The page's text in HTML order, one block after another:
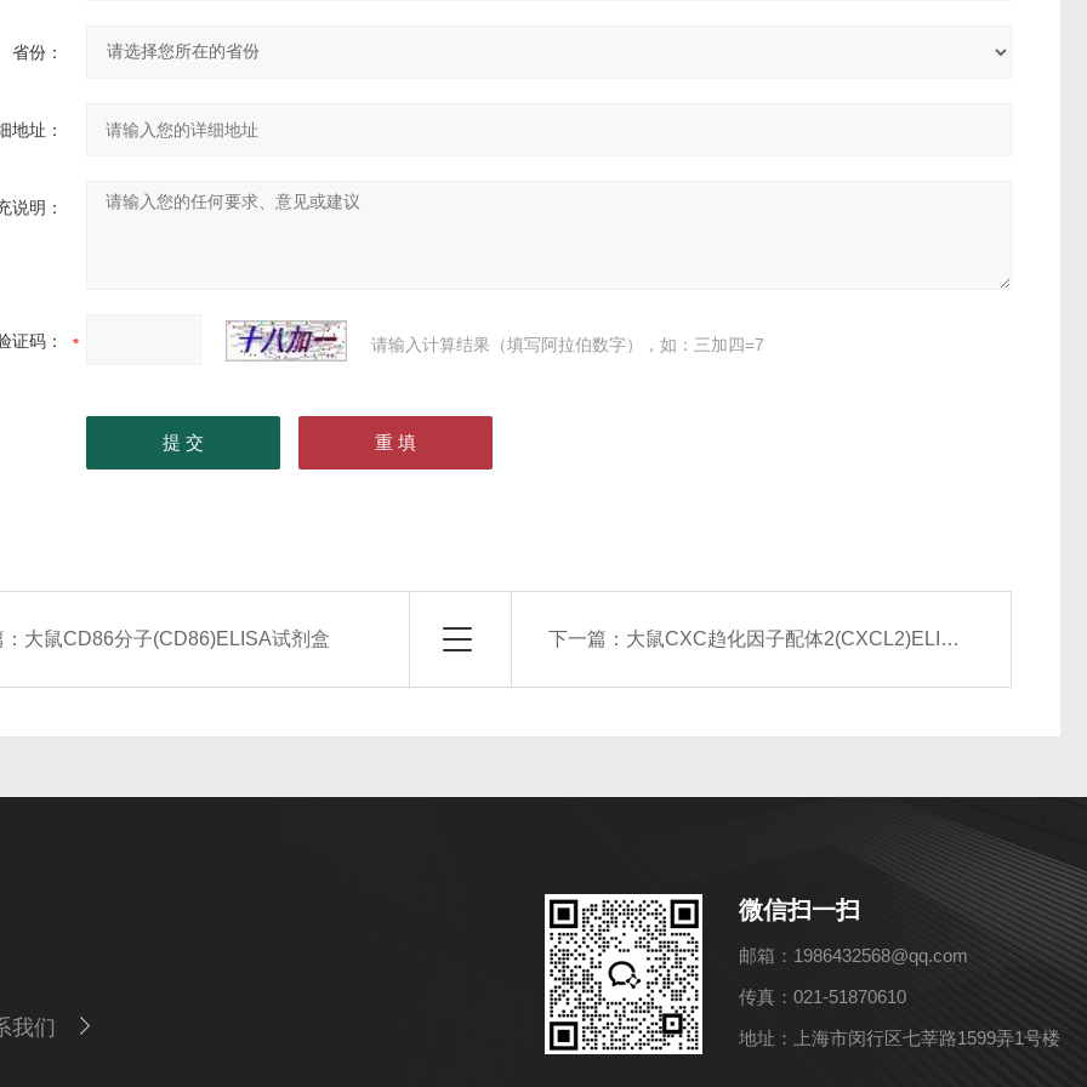
省份：
地址：
说明：
证码： 请输入计算结果（填写阿拉伯数字），如：三加四=7
大鼠CD86分子(CD86)ELISA试剂盒 下一篇： 大鼠CXC趋化因子配体2(CXCL2)ELISA试剂盒
我们
微信扫一扫
邮箱：1986432568@qq.com
传真：021-51870610
地址：上海市闵行区七莘路1599弄1号楼